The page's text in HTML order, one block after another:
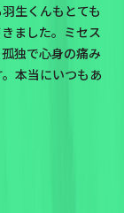
生くんもとても
ました。ミセス
独で心身の痛み
本当にいつもあ